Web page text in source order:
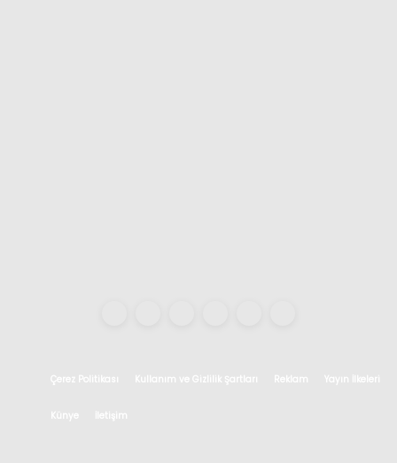
Çerez Politikası Kullanım ve Gizlilik Şartları Reklam Yayın İlkeleri
Künye İletişim